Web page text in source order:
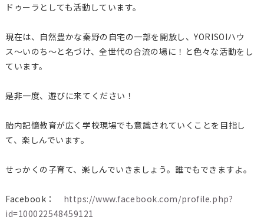
ドゥーラとしても活動しています。
現在は、自然豊かな秦野の自宅の一部を開放し、YORISOIハウ
ス〜いのち〜と名づけ、全世代の合流の場に！と色々な活動をし
ています。
是非一度、遊びに来てください！
胎内記憶教育が広く学校現場でも意識されていくことを目指し
て、楽しんでいます。
せっかくの子育て、楽しんでいきましょう。誰でもできますよ。
Facebook： https://www.facebook.com/profile.php?
id=100022548459121